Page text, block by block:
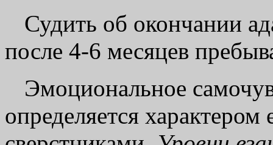
Судить об окончании
после 4-6 месяцев
Эмоциональное
определяется